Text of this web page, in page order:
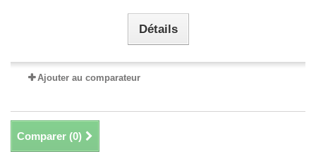
Détails
Ajouter au comparateur
Comparer (0)